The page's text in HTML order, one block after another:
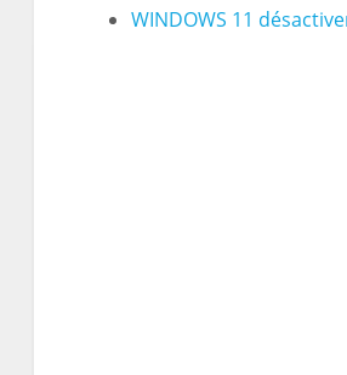
WINDOWS 11